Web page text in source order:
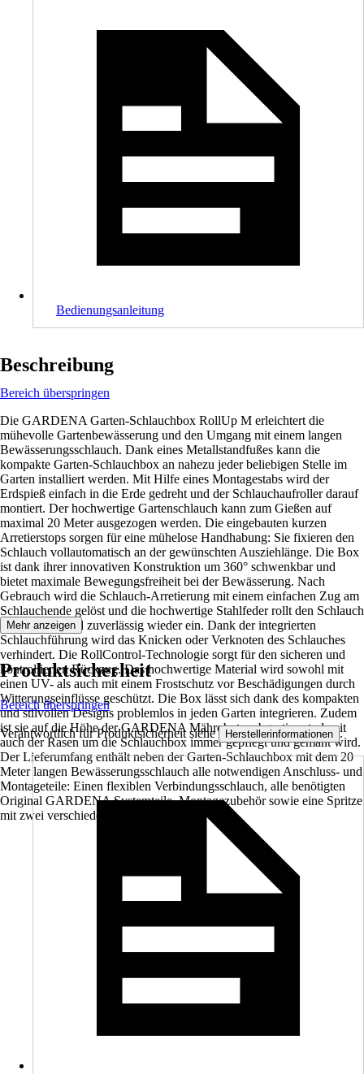
Bedienungsanleitung
Beschreibung
Bereich überspringen
Die GARDENA Garten-Schlauchbox RollUp M erleichtert die
mühevolle Gartenbewässerung und den Umgang mit einem langen
Bewässerungsschlauch. Dank eines Metallstandfußes kann die
kompakte Garten-Schlauchbox an nahezu jeder beliebigen Stelle im
Garten installiert werden. Mit Hilfe eines Montagestabs wird der
Erdspieß einfach in die Erde gedreht und der Schlauchaufroller darauf
montiert. Der hochwertige Gartenschlauch kann zum Gießen auf
maximal 20 Meter ausgezogen werden. Die eingebauten kurzen
Arretierstops sorgen für eine mühelose Handhabung: Sie fixieren den
Schlauch vollautomatisch an der gewünschten Ausziehlänge. Die Box
ist dank ihrer innovativen Konstruktion um 360° schwenkbar und
bietet maximale Bewegungsfreiheit bei der Bewässerung. Nach
Gebrauch wird die Schlauch-Arretierung mit einem einfachen Zug am
Schlauchende gelöst und die hochwertige Stahlfeder rollt den Schlauch
automatisch und zuverlässig wieder ein. Dank der integrierten
Schlauchführung wird das Knicken oder Verknoten des Schlauches
verhindert. Die RollControl-Technologie sorgt für den sicheren und
kontrollierten Rückzug. Das hochwertige Material wird sowohl mit
einen UV- als auch mit einem Frostschutz vor Beschädigungen durch
Witterungseinflüsse geschützt. Die Box lässt sich dank des kompakten
und stilvollen Designs problemlos in jeden Garten integrieren. Zudem
ist sie auf die Höhe der GARDENA Mähroboter abgestimmt, damit
auch der Rasen um die Schlauchbox immer gepflegt und gemäht wird.
Der Lieferumfang enthält neben der Garten-Schlauchbox mit dem 20
Meter langen Bewässerungsschlauch alle notwendigen Anschluss- und
Montageteile: Einen flexiblen Verbindungsschlauch, alle benötigten
Original GARDENA Systemteile, Montagezubehör sowie eine Spritze
mit zwei verschiedenen Sprühbildern.
Mehr anzeigen
Produktsicherheit
Bereich überspringen
Verantwortlich für Produktsicherheit siehe Herstellerinformationen .